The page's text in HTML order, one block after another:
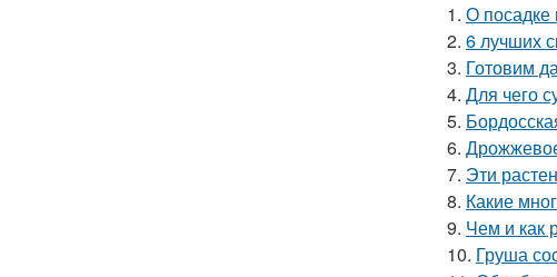
1. О посадке
2. 6 лучших
3. Готовим
4. Для чего
5.
6.
7. Эти
8. Какие
9. Чем и как
10. Груша